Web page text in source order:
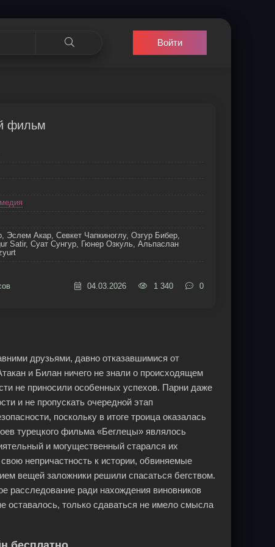
Войти
фильм
Эслем Акар, Севкет Чапкиноглу, Озгур Бибер,
Satir, Суат Сунгур, Гюнер Озкуль, Альпаслан
04.03.2026 1 340 0
друзьями, давно отказавшимися от
и Билан ничего не знали о происходящем
не приносили особенных успехов. Парни даже
и не пропускать очередной этап
поскольку в итоге троица оказалась
турецкого фильма «Беглецы» являлось
и могущественный старался их
непричастность к истории, обвиняемые
вещей заложники решили спасаться бегством.
расследование ради нахождения виновников
оставалось, только сдаваться не имело смысла